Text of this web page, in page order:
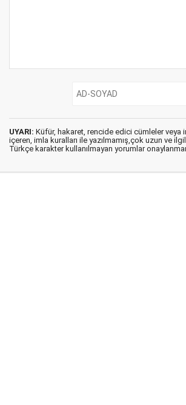
UYARI: Küfür, hakaret, rencide edici cümleler veya
içeren, imla kuralları ile yazılmamış,çok uzun ve
Türkçe karakter kullanılmayan yorumlar